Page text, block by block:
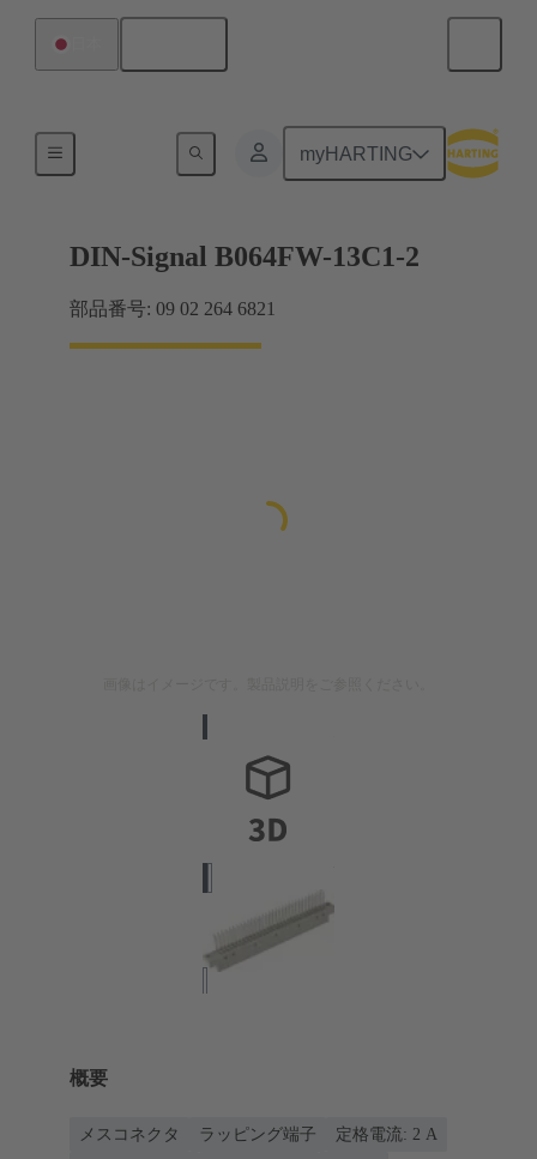
myHARTING
DIN-Signal B064FW-13C1-2
部品番号: 09 02 264 6821
概要
メスコネクタ ラッピング端子
定格電流: ‌2 A